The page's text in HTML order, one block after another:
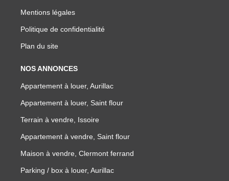
Mentions légales
Politique de confidentialité
Plan du site
NOS ANNONCES
Appartement à louer, Aurillac
Appartement à louer, Saint flour
Terrain à vendre, Issoire
Appartement à vendre, Saint flour
Maison à vendre, Clermont ferrand
Parking / box à louer, Aurillac